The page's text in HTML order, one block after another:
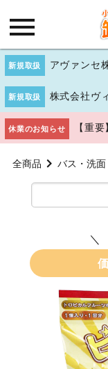
新規取扱 アヴァンセ
新規取扱 株式会社ヴ
休業のお知らせ 【重
全商品 バス・洗面